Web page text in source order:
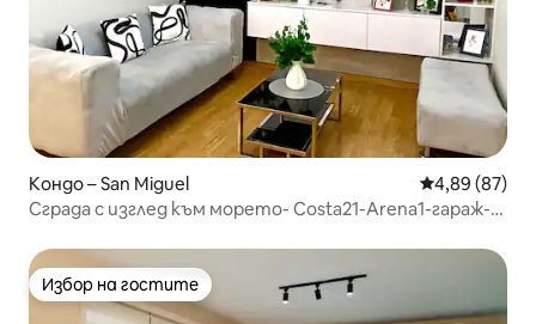
Кондо – San Miguel Средна
4,89 (87)
Сграда с изглед към морето- Costa21-Arena1-гараж-
Избор на гостите
Избор на гостите